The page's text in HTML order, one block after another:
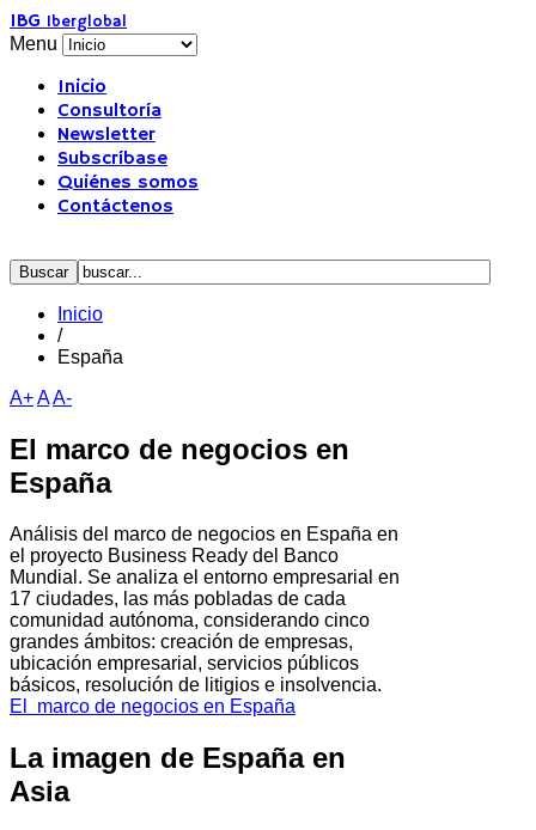
IBG Iberglobal
Menu
Inicio
Consultoría
Newsletter
Subscríbase
Quiénes somos
Contáctenos
Inicio
/
España
A+AA-
El marco de negocios en
España
Análisis del marco de negocios en España en
el proyecto Business Ready del Banco
Mundial. Se analiza el entorno empresarial en
17 ciudades, las más pobladas de cada
comunidad autónoma, considerando cinco
grandes ámbitos: creación de empresas,
ubicación empresarial, servicios públicos
básicos, resolución de litigios e insolvencia.
El marco de negocios en España
La imagen de España en
Asia